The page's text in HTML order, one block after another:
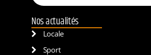
Nos actualités
Locale
Sport